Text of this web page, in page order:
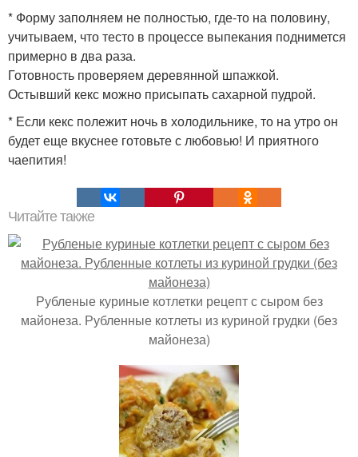
* Форму заполняем не полностью, где-то на половину,
учитываем, что тесто в процессе выпекания поднимется
примерно в два раза.
Готовность проверяем деревянной шпажкой.
Остывший кекс можно присыпать сахарной пудрой.
* Если кекс полежит ночь в холодильнике, то на утро он
будет еще вкуснее готовьте с любовью! И приятного
чаепития!
Читайте также
Рубленые куриные котлетки рецепт с сыром без
майонеза. Рубленные котлеты из куриной грудки (без
майонеза)